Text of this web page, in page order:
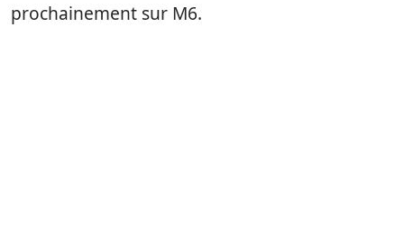
prochainement sur M6.